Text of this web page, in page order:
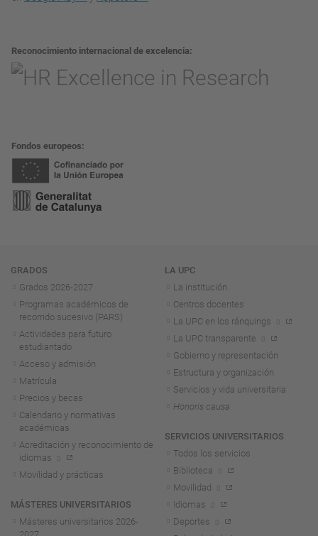
Reconocimiento internacional de excelencia
Fondos europeos
Navegación
GRADOS
Grados 2026-2027
Programas académicos de
recorrido sucesivo (PARS)
Actividades para futuro
estudiantado
Acceso y admisión
Matrícula
Precios y becas
Calendario y normativas
académicas
Acreditación y reconocimiento de
idiomas
Movilidad y prácticas
MÁSTERES UNIVERSITARIOS
Másteres universitarios 2026-
LA UPC
La institución
Centros docentes
La UPC en los ránquings
La UPC transparente
Gobierno y representación
Estructura y organización
Servicios y vida universitaria
Honoris causa
SERVICIOS UNIVERSITARIOS
Todos los servicios
Biblioteca
Movilidad
Idiomas
Deportes